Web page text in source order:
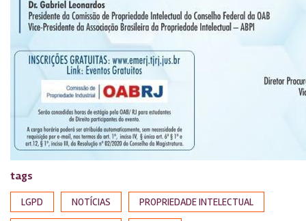
tags
LGPD NOTÍCIAS PROPRIEDADE INTELECTUAL